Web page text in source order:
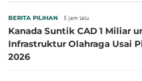
BERITA PILIHAN 5 jam lalu
Kanada Suntik CAD 1 Miliar
Infrastruktur Olahraga Usai
2026